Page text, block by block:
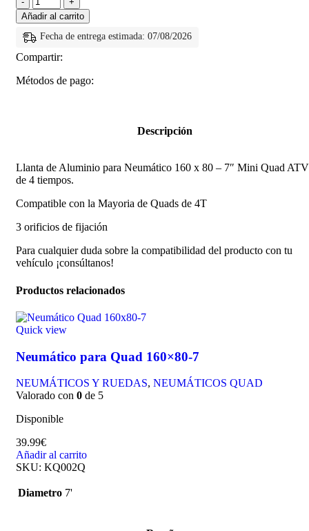
Añadir al carrito
Fecha de entrega estimada: 07/08/2026
Compartir:
Métodos de pago:
Descripción
Llanta de Aluminio para Neumático 160 x 80 – 7″ Mini Quad ATV
de 4 tiempos.
Compatible con la Mayoria de Quads de 4T
3 orificios de fijación
Para cualquier duda sobre la compatibilidad del producto con tu
vehículo ¡consúltanos!
Productos relacionados
Quick view
Neumático para Quad 160×80-7
NEUMÁTICOS Y RUEDAS, NEUMÁTICOS QUAD
Valorado con 0 de 5
Disponible
39.99€
Añadir al carrito
SKU: KQ002Q
Diametro 7'